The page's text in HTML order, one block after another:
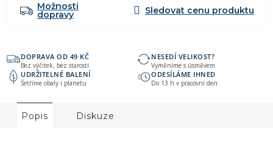
Možnosti
dopravy
DOPRAVA OD 49 KČ
Bez výčitek, bez starostí
NESEDÍ VELIKOST?
Vyměníme s úsměvem
UDRŽITELNÉ BALENÍ
Šetříme obaly i planetu
ODESÍLÁME IHNED
Do 13 h v pracovní den
Popis Diskuze